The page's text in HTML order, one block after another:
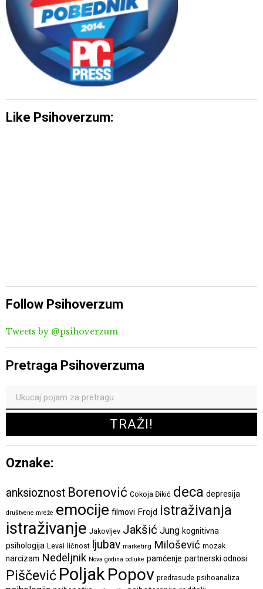
Like Psihoverzum:
Follow Psihoverzum
Tweets by @psihoverzum
Pretraga Psihoverzuma
Oznake:
anksioznost Borenović Cokoja Đikić deca depresija
društvene mreže emocije filmovi Frojd istraživanja
istraživanje Jakovljev Jakšić Jung kognitivna
psihologija Levai ličnost ljubav marketing Milošević mozak
narcizam Nedeljnik Nova godina odluke pamćenje partnerski odnosi
Piščević PoljakPopov predrasude psihoanaliza